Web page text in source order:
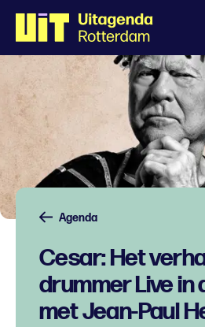
Agenda
Cesar: Het
drummer Live in
met Jean-Paul